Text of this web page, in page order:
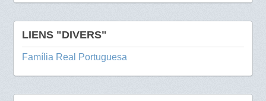
LIENS "DIVERS"
Família Real Portuguesa